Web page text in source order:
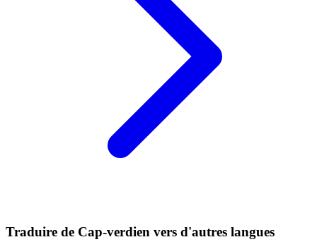
Traduire de Cap-verdien vers d'autres langues